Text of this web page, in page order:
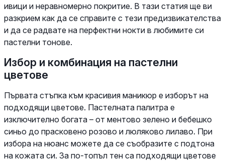
ивици и неравномерно покритие. В тази статия ще ви
разкрием как да се справите с тези предизвикателства
и да се радвате на перфектни нокти в любимите си
пастелни тонове.
Избор и комбинация на пастелни
цветове
Първата стъпка към красивия маникюр е изборът на
подходящи цветове. Пастелната палитра е
изключително богата – от ментово зелено и бебешко
синьо до прасковено розово и люляково лилаво. При
избора на нюанс можете да се съобразите с подтона
на кожата си. За по-топъл тен са подходящи цветове